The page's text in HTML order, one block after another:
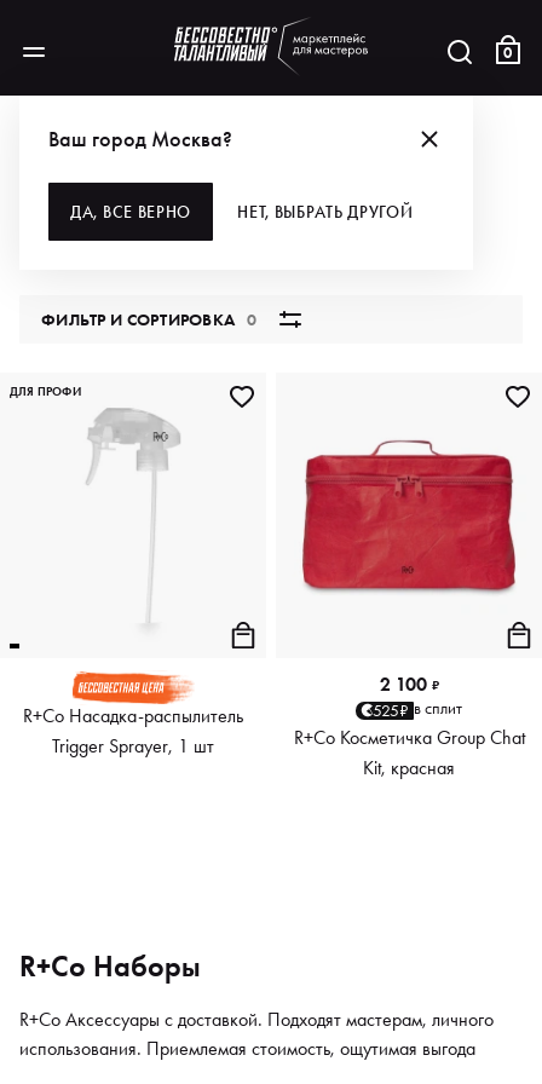
0
Ваш город Москва?
ДА, ВСЕ ВЕРНО НЕТ, ВЫБРАТЬ ДРУГОЙ
АКСЕССУАРЫ
ФИЛЬТР И СОРТИРОВКА0
R+Co Насадка-распылитель
Trigger Sprayer, 1 шт
ДЛЯ ПРОФИ
2 100 ₽
525₽ в сплит
R+Co Косметичка Group Chat
Kit, красная
R+Co Наборы
R+Co Аксессуары с доставкой. Подходят мастерам, личного
использования. Приемлемая стоимость, ощутимая выгода